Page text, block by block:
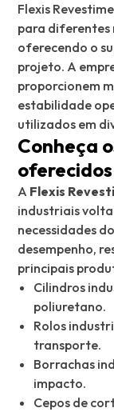
Flexis
para diferentes
oferecendo o
projeto. A
proporcionem
estabilidade
utilizados em
Conheça
oferecidos
A Flexis
industriais
necessidades
desempenho,
principais
Cilindros
poliuretano.
Rolos
transporte.
Borrachas
impacto.
Cepos de